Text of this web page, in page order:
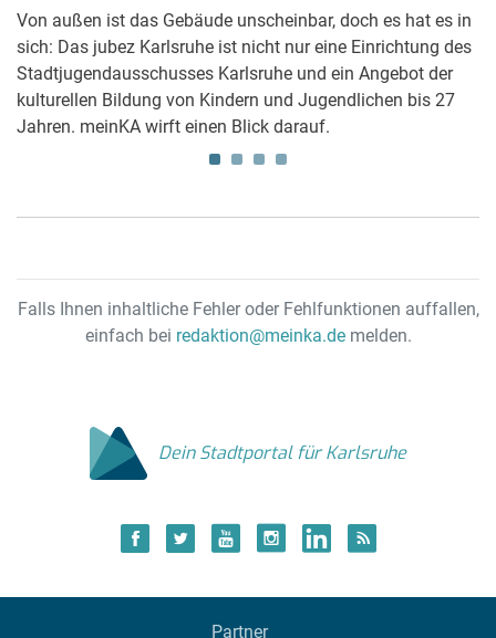
Von außen ist das Gebäude unscheinbar, doch es hat es in
sich: Das jubez Karlsruhe ist nicht nur eine Einrichtung des
Stadtjugendausschusses Karlsruhe und ein Angebot der
kulturellen Bildung von Kindern und Jugendlichen bis 27
Jahren. meinKA wirft einen Blick darauf.
Falls Ihnen inhaltliche Fehler oder Fehlfunktionen auffallen,
einfach bei redaktion@meinka.demelden.
Dein Stadtportal für Karlsruhe
Partner